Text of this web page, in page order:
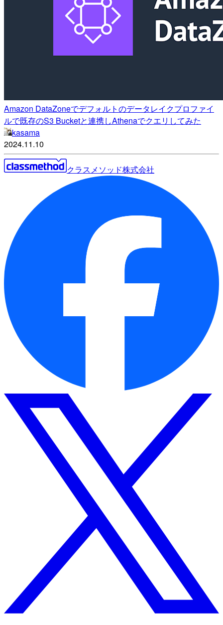
Amazon DataZoneでデフォルトのデータレイクプロファイ
ルで既存のS3 Bucketと連携しAthenaでクエリしてみた
kasama
2024.11.10
クラスメソッド株式会社